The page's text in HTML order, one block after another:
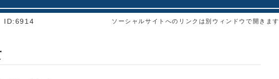
ID:6914 ソーシャルサイトへのリンクは別ウィンドウで開きます